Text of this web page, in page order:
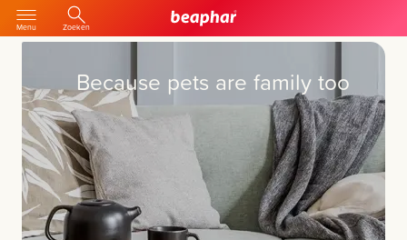
Menu Zoeken
Because pets are family too